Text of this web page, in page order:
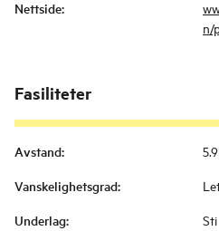
Nettside:
n/
Fasiliteter
Avstand:
Vanskelighetsgrad:
Underlag: Sti